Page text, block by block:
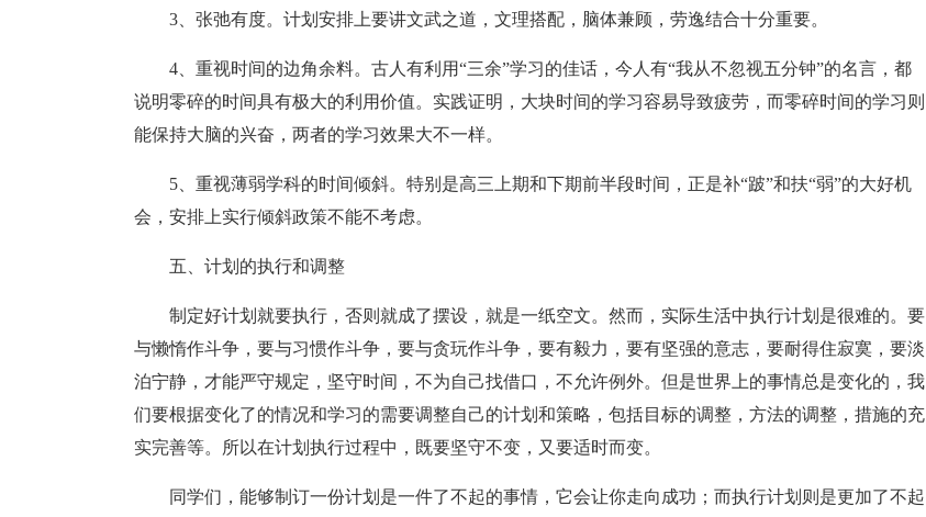
3、张弛有度。计划安排上要讲文武之道，文理搭配，脑体兼顾，劳逸结合十分重要。
4、重视时间的边角余料。古人有利用“三余”学习的佳话，今人有“我从不忽视五分钟”的名言，都
说明零碎的时间具有极大的利用价值。实践证明，大块时间的学习容易导致疲劳，而零碎时间的学习则
能保持大脑的兴奋，两者的学习效果大不一样。
5、重视薄弱学科的时间倾斜。特别是高三上期和下期前半段时间，正是补“跛”和扶“弱”的大好机
会，安排上实行倾斜政策不能不考虑。
五、计划的执行和调整
制定好计划就要执行，否则就成了摆设，就是一纸空文。然而，实际生活中执行计划是很难的。要
与懒惰作斗争，要与习惯作斗争，要与贪玩作斗争，要有毅力，要有坚强的意志，要耐得住寂寞，要淡
泊宁静，才能严守规定，坚守时间，不为自己找借口，不允许例外。但是世界上的事情总是变化的，我
们要根据变化了的情况和学习的需要调整自己的计划和策略，包括目标的调整，方法的调整，措施的充
实完善等。所以在计划执行过程中，既要坚守不变，又要适时而变。
同学们，能够制订一份计划是一件了不起的事情，它会让你走向成功；而执行计划则是更加了不起